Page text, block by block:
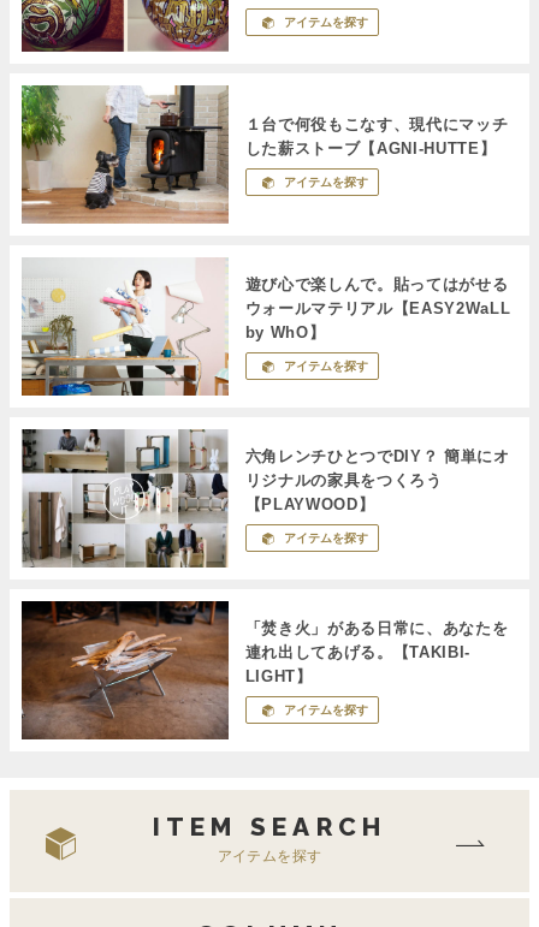
アイテムを探す
１台で何役もこなす、現代にマッチ
した薪ストーブ【AGNI-HUTTE】
アイテムを探す
遊び心で楽しんで。貼ってはがせる
ウォールマテリアル【EASY2WaLL
by WhO】
アイテムを探す
六角レンチひとつでDIY？ 簡単にオ
リジナルの家具をつくろう
【PLAYWOOD】
アイテムを探す
「焚き火」がある日常に、あなたを
連れ出してあげる。【TAKIBI-
LIGHT】
アイテムを探す
ITEM SEARCH
アイテムを探す